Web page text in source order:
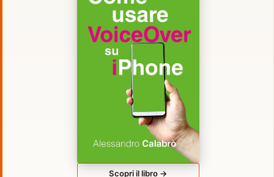
Scopri il libro →